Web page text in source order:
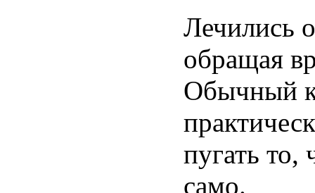
Лечились
обращая
Обычный
пугать то,
само.